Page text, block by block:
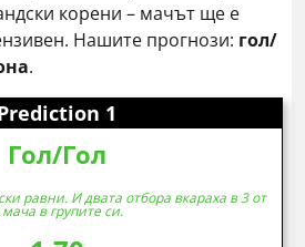
корени – мачът ще е
Нашите прогнози: гол/
.
1
Гол/Гол
равни. И двата отбора вкараха в 3 от
в групите си.